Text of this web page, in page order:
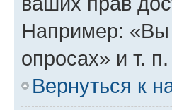
Например: «Вы
опросах» и т. п.
Вернуться к